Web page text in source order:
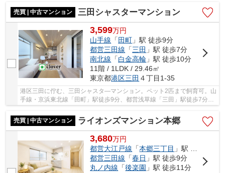
売買 | 中古マンション
三田シャスターマンション
3,599万円
山手線 「田町 」駅 徒歩9分
都営三田線 「三田 」駅 徒歩7分
南北線 「白金高輪 」駅 徒歩10分
11階 / 1LDK / 29.46㎡
東京都港区三田 ４丁目1-35
港区三田に佇む、三田シャスタ―マンション。ペット2匹まで飼育可。山
手線・京浜東北線「田町」駅徒歩9分、都営浅草線「三田」駅徒歩7分、
南北線「白金高輪」駅徒歩10分。空港や地方へ...
売買 | 中古マンション
ライオンズマンション本郷
3,680万円
都営大江戸線 「本郷三丁目 」駅 徒歩3分
都営三田線 「春日 」駅 徒歩9分
丸ノ内線 「後楽園 」駅 徒歩11分